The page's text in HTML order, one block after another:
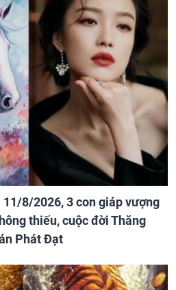
8/2026, 3 con giáp vượng
thiếu, cuộc đời Thăng
Phát Đạt